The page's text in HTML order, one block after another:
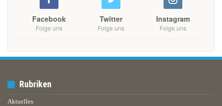
Facebook
Folge uns
Twitter
Folge uns
Instagram
Folge uns
Rubriken
Aktuelles